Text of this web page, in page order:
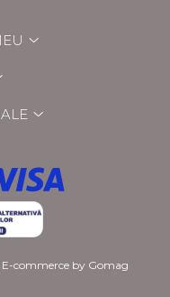
commerce by Gomag